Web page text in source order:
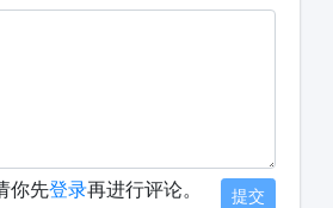
你先登录再进行评论。 提交